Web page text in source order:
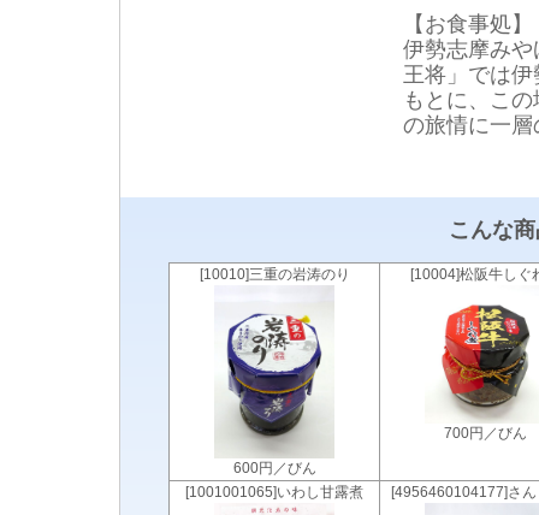
【お食事処】
伊勢志摩み
王将」では
もとに、こ
の旅情に一